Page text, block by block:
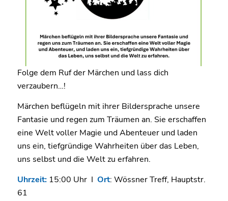
Folge dem Ruf der Märchen und lass dich
verzaubern…!
Märchen beflügeln mit ihrer Bildersprache unsere
Fantasie und regen zum Träumen an. Sie erschaffen
eine Welt voller Magie und Abenteuer und laden
uns ein, tiefgründige Wahrheiten über das Leben,
uns selbst und die Welt zu erfahren.
Uhrzeit: 15:00 Uhr I Ort: Wössner Treff, Hauptstr.
61